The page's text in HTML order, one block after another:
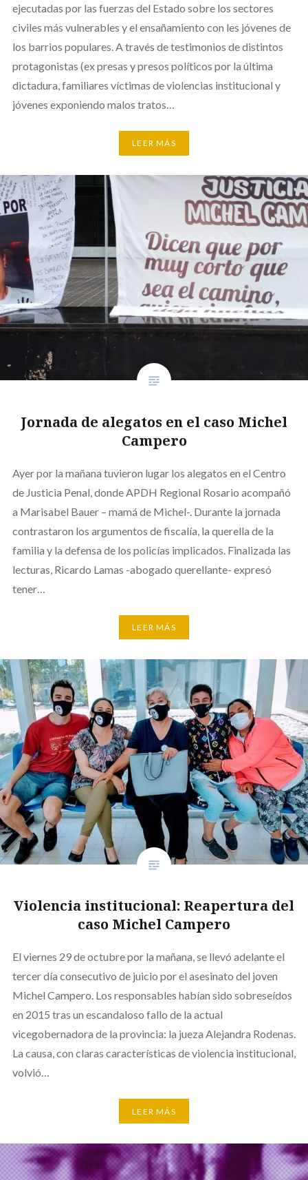
ejecutadas por las fuerzas del Estado sobre los sectores
civiles más vulnerables y el ensañamiento con les jóvenes de
los barrios populares. A través de testimonios de distintos
protagonistas (ex presas y presos políticos por la última
dictadura, familiares víctimas de violencias institucional y
jóvenes exponiendo malos tratos…
LEER MÁS
Jornada de alegatos en el caso Michel
Campero
Ayer por la mañana tuvieron lugar los alegatos en el Centro
de Justicia Penal, donde APDH Regional Rosario acompañó
a Marisabel Bauer – mamá de Michel-. Durante la jornada
contrastaron los argumentos de fiscalía, la querella de la
familia y la defensa de los policías implicados. Finalizada las
lecturas, Ricardo Lamas -abogado querellante- expresó
tener…
LEER MÁS
Violencia institucional: Reapertura del
caso Michel Campero
El viernes 29 de octubre por la mañana, se llevó adelante el
tercer día consecutivo de juicio por el asesinato del joven
Michel Campero. Los responsables habían sido sobreseídos
en 2015 tras un escandaloso fallo de la actual
vicegobernadora de la provincia: la jueza Alejandra Rodenas.
La causa, con claras características de violencia institucional,
volvió…
LEER MÁS